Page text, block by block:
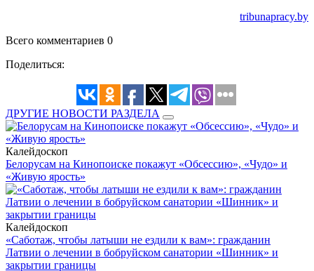
tribunapracy.by
Всего комментариев 0
Поделиться:
ДРУГИЕ НОВОСТИ РАЗДЕЛА
Калейдоскоп
Белорусам на Кинопоиске покажут «Обсессию», «Чудо» и
«Живую ярость»
Калейдоскоп
«Саботаж, чтобы латыши не ездили к вам»: гражданин
Латвии о лечении в бобруйском санатории «Шинник» и
закрытии границы